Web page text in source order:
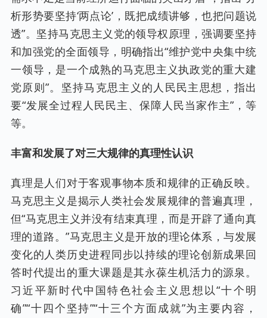
析形势要坚持‘两点论’，既把成绩讲够，也把问题说
透”。坚持马克思主义党的领导权原理，强调要坚持
和加强党的全面领导，明确指出“维护党中央集中统
一领导，是一个成熟的马克思主义执政党的重大建
党原则”。坚持马克思主义的人民民主思想，指出
要“发展全过程人民民主、保障人民当家作主”，等
等。
丰富和发展了对三大规律的真理性认识
真理是人们对于客观事物本质和规律的正确反映。
马克思主义是揭示人类社会发展规律的普遍真理，
但“马克思主义并没有结束真理，而是开辟了通向真
理的道路。”马克思主义是开放的理论体系，与发展
变化的人类历史进程同步以持续的理论创新成果回
答时代提出的重大课题是其永葆生机活力的源泉。
习近平新时代中国特色社会主义思想以“十个明
确”“十四个坚持”“十三个方面成就”为主要内容，